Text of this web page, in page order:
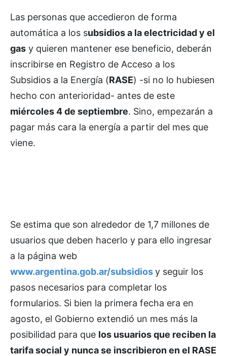
Las personas que accedieron de forma
automática a los subsidios a la electricidad y el
gas y quieren mantener ese beneficio, deberán
inscribirse en Registro de Acceso a los
Subsidios a la Energía (RASE) -si no lo hubiesen
hecho con anterioridad- antes de este
miércoles 4 de septiembre. Sino, empezarán a
pagar más cara la energía a partir del mes que
viene.
Se estima que son alrededor de 1,7 millones de
usuarios que deben hacerlo y para ello ingresar
a la página web
www.argentina.gob.ar/subsidiosy seguir los
pasos necesarios para completar los
formularios. Si bien la primera fecha era en
agosto, el Gobierno extendió un mes más la
posibilidad para que los usuarios que reciben la
tarifa social y nunca se inscribieron en el RASE